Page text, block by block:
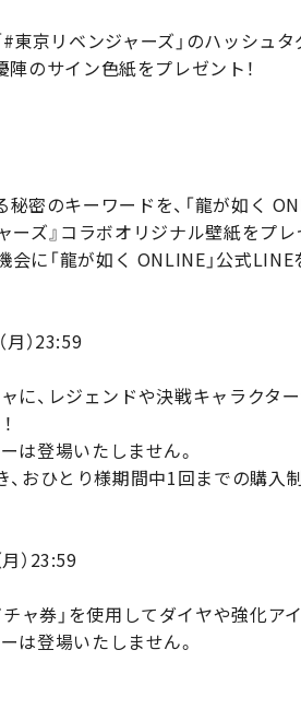
東京リベンジャーズ」のハッシュ
陣のサイン色紙をプレゼント！
密のキーワードを、「龍が如く
ズ』コラボオリジナル壁紙をプレ
に「龍が如く ONLINE」公式LINE
）23:59
、レジェンドや決戦キャラクタ
は登場いたしません。
おひとり様期間中1回までの購入
）23:59
ャ券」を使用してダイヤや強化ア
は登場いたしません。